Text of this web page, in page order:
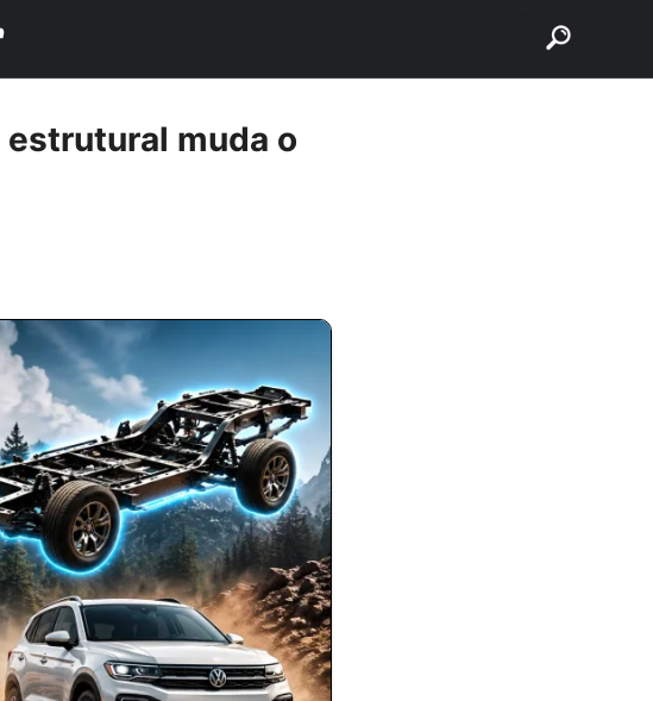
estrutural muda o